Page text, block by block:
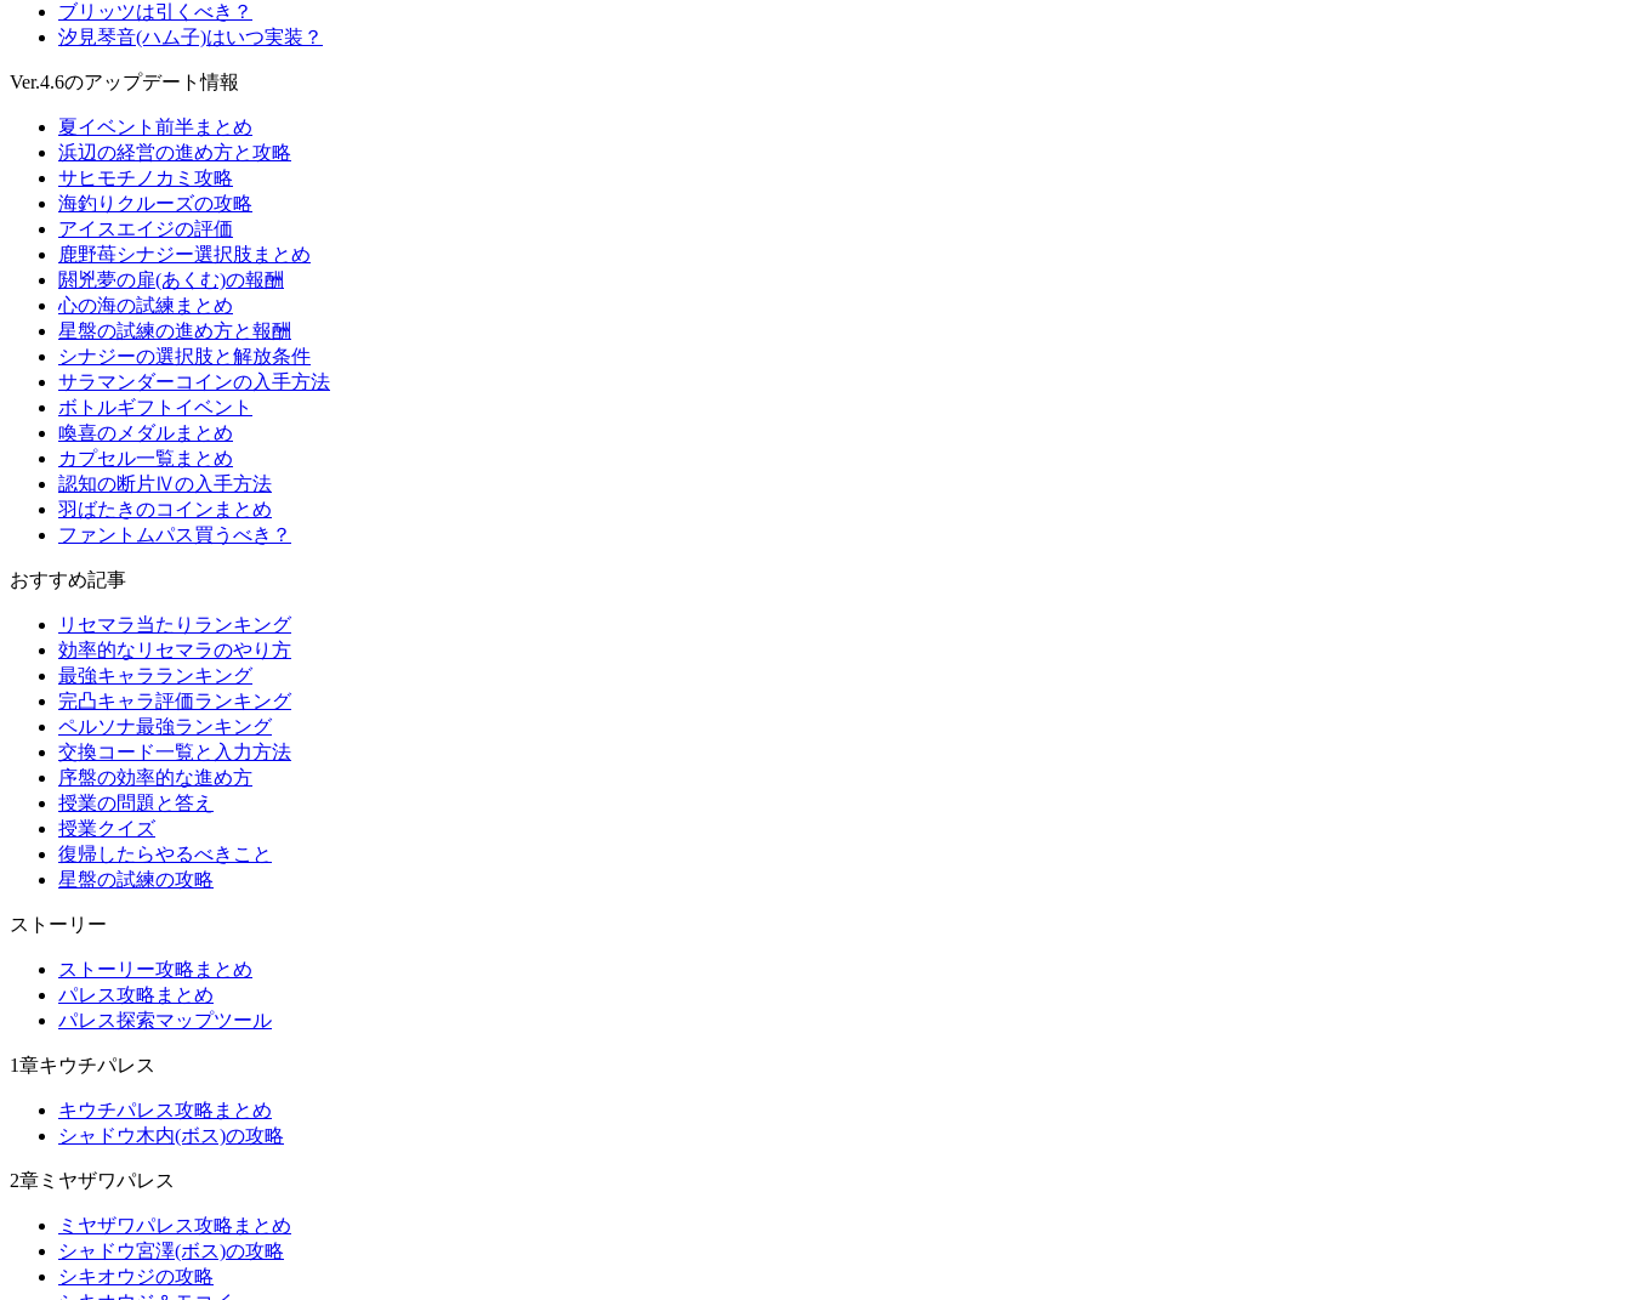
ブリッツは引くべき？
汐見琴音(ハム子)はいつ実装？
Ver.4.6のアップデート情報
夏イベント前半まとめ
浜辺の経営の進め方と攻略
サヒモチノカミ攻略
海釣りクルーズの攻略
アイスエイジの評価
鹿野苺シナジー選択肢まとめ
閼兇夢の扉(あくむ)の報酬
心の海の試練まとめ
星盤の試練の進め方と報酬
シナジーの選択肢と解放条件
サラマンダーコインの入手方法
ボトルギフトイベント
喚喜のメダルまとめ
カプセル一覧まとめ
認知の断片Ⅳの入手方法
羽ばたきのコインまとめ
ファントムパス買うべき？
おすすめ記事
リセマラ当たりランキング
効率的なリセマラのやり方
最強キャラランキング
完凸キャラ評価ランキング
ペルソナ最強ランキング
交換コード一覧と入力方法
序盤の効率的な進め方
授業の問題と答え
授業クイズ
復帰したらやるべきこと
星盤の試練の攻略
ストーリー
ストーリー攻略まとめ
パレス攻略まとめ
パレス探索マップツール
1章キウチパレス
キウチパレス攻略まとめ
シャドウ木内(ボス)の攻略
2章ミヤザワパレス
ミヤザワパレス攻略まとめ
シャドウ宮澤(ボス)の攻略
シキオウジの攻略